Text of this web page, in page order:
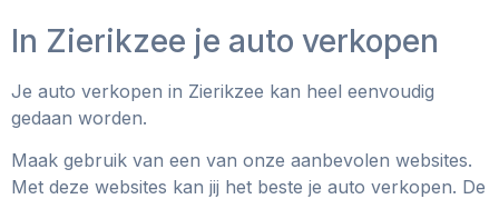
In Zierikzee je auto verkopen
Je auto verkopen in Zierikzee kan heel eenvoudig
gedaan worden.
Maak gebruik van een van onze aanbevolen websites.
Met deze websites kan jij het beste je auto verkopen. De